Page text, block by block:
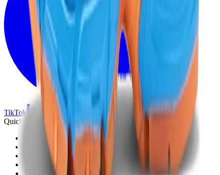
TikTok
Linkedin
Quick links
Marken
Modelle
Nike Air Max Day
Sneaker Shopping Guide
Sneaker Size Guide